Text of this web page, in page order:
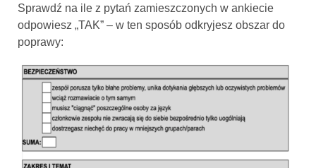
Sprawdź na ile z pytań zamieszczonych w ankiecie
odpowiesz „TAK” – w ten sposób odkryjesz obszar do
poprawy: